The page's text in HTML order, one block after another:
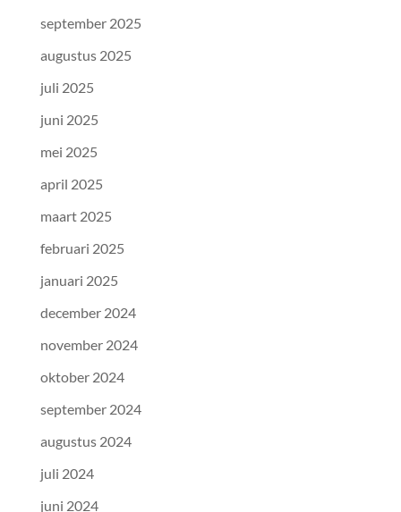
september 2025
augustus 2025
juli 2025
juni 2025
mei 2025
april 2025
maart 2025
februari 2025
januari 2025
december 2024
november 2024
oktober 2024
september 2024
augustus 2024
juli 2024
juni 2024